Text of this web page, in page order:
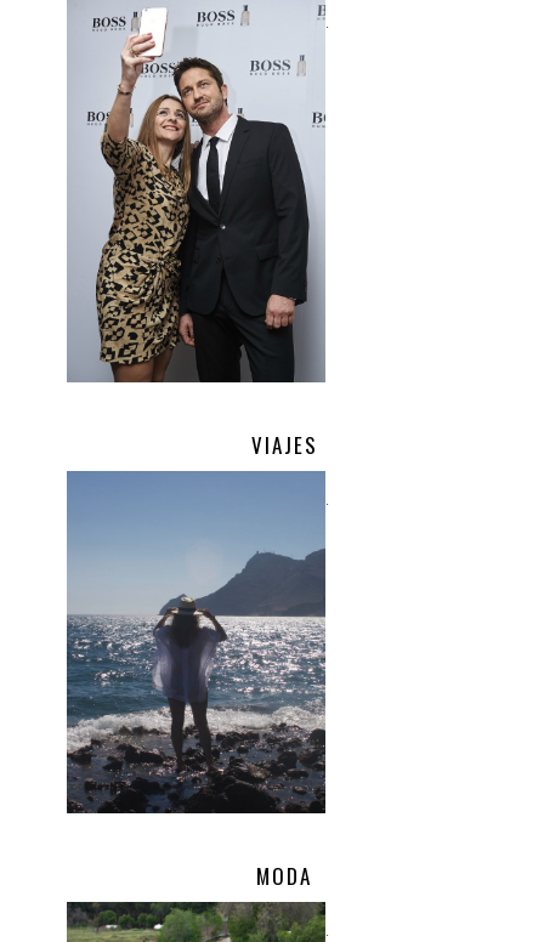
.
VIAJES
.
MODA
.